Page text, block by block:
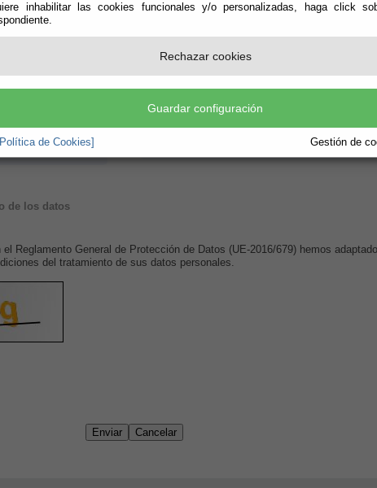
inhabilitar las cookies funcionales y/o personalizadas, haga click
Rechazar cookies
Guardar configuración
de Cookies] Gestión de
de los datos
Reglamento General de Protección de Datos (UE-2016/679) hemos
del tratamiento de sus datos personales.
Enviar Cancelar